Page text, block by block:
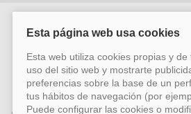
ACCION VIAJES SL ha sido beneficiaria del
Regional (FEDER), cuyo objetivo es mejorar
mediante el impulso de la innovación, el